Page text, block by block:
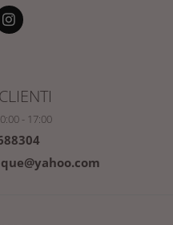
- 17:00